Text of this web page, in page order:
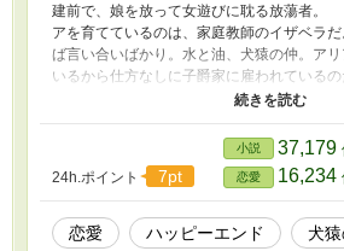
建前で、娘を放って女遊びに耽る放蕩者。
アを育てているのは、家庭教師のイザベラ
ば言い合いばかり。水と油、犬猿の仲。ア
いるから仕方なしに子爵家に雇われている
み寄ることはない。 しかし、誘拐事件がき
24h.ポイント 7pt
小説 37,179
恋愛 16,234
恋愛 ハッピーエンド
犬